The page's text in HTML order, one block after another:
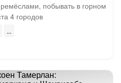
побывать в горном
4 городов